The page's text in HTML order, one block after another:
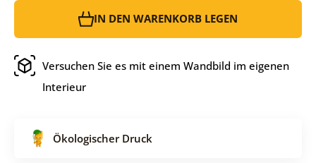
IN DEN WARENKORB LEGEN
Versuchen Sie es mit einem Wandbild im eigenen
Interieur
Ökologischer Druck